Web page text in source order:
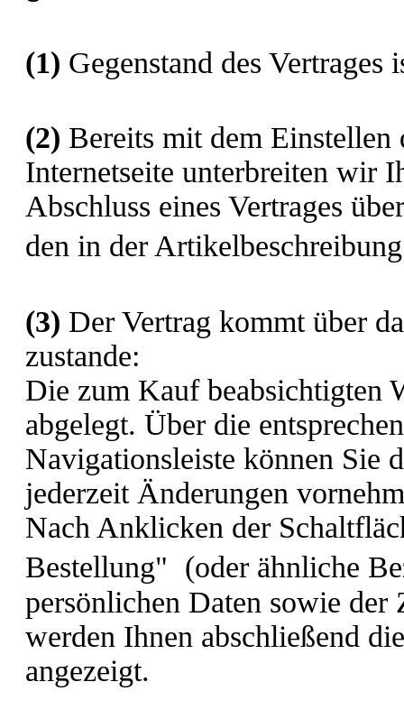
(1) Gegenstand des
(2) Bereits mit dem Einstellen
Internetseite unterbreiten wir
Abschluss eines Vertrages
den in der
(3) Der Vertrag kommt über
zustande:
Die zum Kauf beabsichtigten
abgelegt. Über die
Navigationsleiste können Sie
jederzeit Änderungen
Nach Anklicken der
Bestellung" (oder ähnliche
persönlichen Daten sowie der
werden Ihnen abschließend
angezeigt.